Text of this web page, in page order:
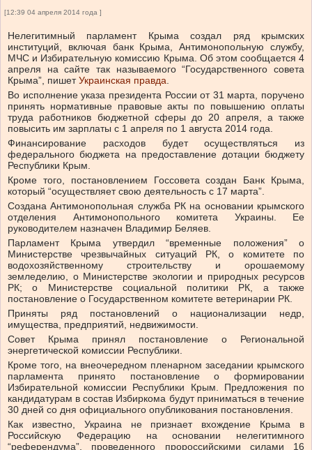
[12:39 04 апреля 2014 года ]
Нелегитимный парламент Крыма создал ряд крымских
институций, включая банк Крыма, Антимонопольную службу,
МЧС и Избирательную комиссию Крыма. Об этом сообщается 4
апреля на сайте так называемого “Государственного совета
Крыма”, пишетУкраинская правда.
Во исполнение указа президента России от 31 марта, поручено
принять нормативные правовые акты по повышению оплаты
труда работников бюджетной сферы до 20 апреля, а также
повысить им зарплаты с 1 апреля по 1 августа 2014 года.
Финансирование расходов будет осуществляться из
федерального бюджета на предоставление дотации бюджету
Республики Крым.
Кроме того, постановлением Госсовета создан Банк Крыма,
который “осуществляет свою деятельность с 17 марта”.
Создана Антимонопольная служба РК на основании крымского
отделения Антимонопольного комитета Украины. Ее
руководителем назначен Владимир Беляев.
Парламент Крыма утвердил “временные положения” о
Министерстве чрезвычайных ситуаций РК, о комитете по
водохозяйственному строительству и орошаемому
земледелию, о Министерстве экологии и природных ресурсов
РК; о Министерстве социальной политики РК, а также
постановление о Государственном комитете ветеринарии РК.
Приняты ряд постановлений о национализации недр,
имущества, предприятий, недвижимости.
Совет Крыма принял постановление о Региональной
энергетической комиссии Республики.
Кроме того, на внеочередном пленарном заседании крымского
парламента принято постановление о формировании
Избирательной комиссии Республики Крым. Предложения по
кандидатурам в состав Избиркома будут приниматься в течение
30 дней со дня официального опубликования постановления.
Как известно, Украина не признает вхождение Крыма в
Российскую Федерацию на основании нелегитимного
“референдума”, проведенного пророссийскими силами 16